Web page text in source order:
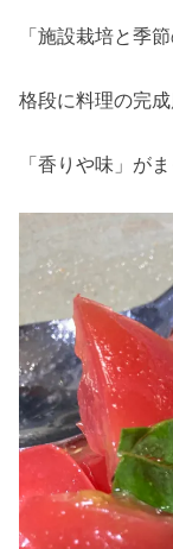
「施設栽培と季
格段に料理の完成
「香りや味」が